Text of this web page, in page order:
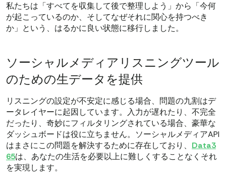
私たちは「すべてを収集して後で整理しよう」から「今何
が起こっているのか、そしてなぜそれに関心を持つべき
か」という、はるかに良い状態に移行しました。
ソーシャルメディアリスニングツール
のための生データを提供
リスニングの設定が不安定に感じる場合、問題の九割はデ
ータレイヤーに起因しています。入力が遅れたり、不完全
だったり、奇妙にフィルタリングされている場合、豪華な
ダッシュボードは役に立ちません。ソーシャルメディアAPI
はまさにこの問題を解決するために存在しており、 Data3
65は、あなたの生活を必要以上に難しくすることなくそれ
を実現します。